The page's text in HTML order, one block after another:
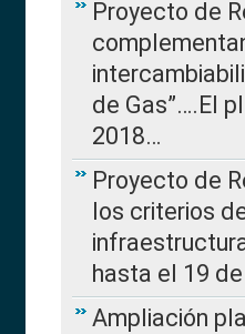
Proyecto de
de Gas”….El
2018…
Proyecto de
los criterios
hasta el 19
Ampliación